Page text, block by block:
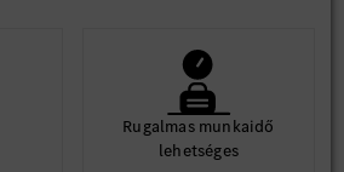
Rugalmas munkaidő
lehetséges